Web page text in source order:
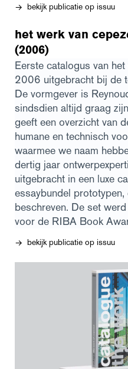
→ bekijk publicatie op issuu
het werk van
(2006)
Eerste catalogus van
2006 uitgebracht bij de
De vormgever is
sindsdien altijd graag
geeft een overzicht van
humane en technisch
waarmee we naam
dertig jaar
uitgebracht in een luxe
essaybundel
beschreven. De set
voor de RIBA Book
→ bekijk publicatie op issuu